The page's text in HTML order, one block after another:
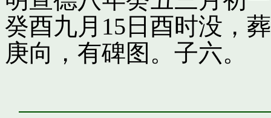
癸酉九月15日酉时没，
庚向，有碑图。子六。